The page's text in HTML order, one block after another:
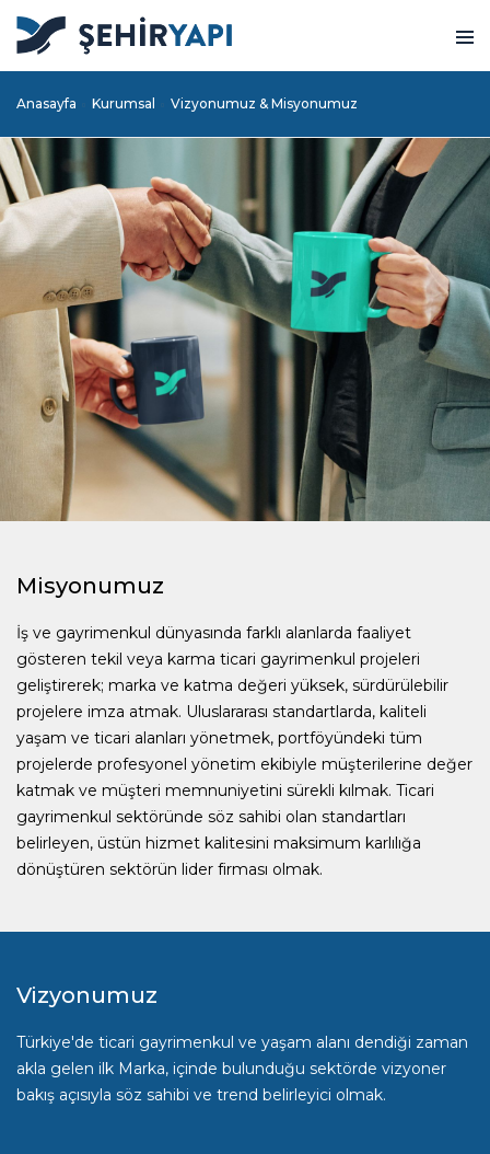
Anasayfa Kurumsal Vizyonumuz & Misyonumuz
Misyonumuz
İş ve gayrimenkul dünyasında farklı alanlarda faaliyet
gösteren tekil veya karma ticari gayrimenkul projeleri
geliştirerek; marka ve katma değeri yüksek, sürdürülebilir
projelere imza atmak. Uluslararası standartlarda, kaliteli
yaşam ve ticari alanları yönetmek, portföyündeki tüm
projelerde profesyonel yönetim ekibiyle müşterilerine değer
katmak ve müşteri memnuniyetini sürekli kılmak. Ticari
gayrimenkul sektöründe söz sahibi olan standartları
belirleyen, üstün hizmet kalitesini maksimum karlılığa
dönüştüren sektörün lider firması olmak.
Vizyonumuz
Türkiye'de ticari gayrimenkul ve yaşam alanı dendiği zaman
akla gelen ilk Marka, içinde bulunduğu sektörde vizyoner
bakış açısıyla söz sahibi ve trend belirleyici olmak.